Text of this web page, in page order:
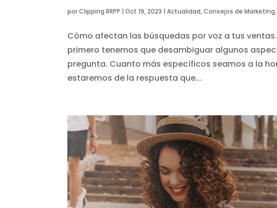
porClipping RRPP |Oct 19, 2023 |Actualidad,Consejos de Marketing
Cómo afectan las búsquedas por voz a tus
primero tenemos que desambiguar algunos
pregunta. Cuanto más específicos seamos a la
estaremos de la respuesta que...